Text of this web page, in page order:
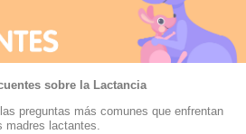
sobre la Lactancia
preguntas más comunes que enfrentan
madres lactantes.